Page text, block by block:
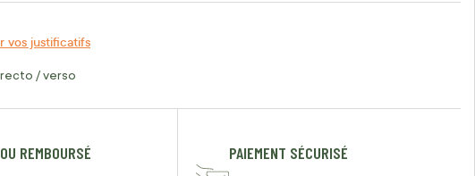
vos justificatifs
/ verso
REMBOURSÉ PAIEMENT SÉCURISÉ